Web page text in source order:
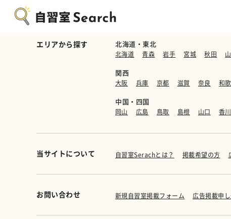
エリアから探す 北海道・東北
北海道 青森 岩手 宮城 秋田
関西
大阪 兵庫 京都 滋賀 奈良 和
中国・四国
岡山 広島 鳥取 島根 山口 香川
当サイトについて 自習室Serachとは？ 掲載希望の方
お問い合わせ 新規自習室掲載フォーム 広告掲載申